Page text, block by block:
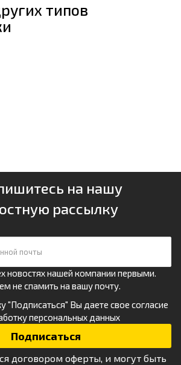
типов
на нашу
рассылку
новостях нашей компании первыми.
не спамить на вашу почту.
"Подписаться" Вы даете свое согласие
персональных данных
договором оферты, и могут быть